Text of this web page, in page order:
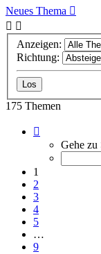
Neues Thema
Anzeigen:
Richtung:
175 Themen
von
Gehe zu
1
2
3
4
5
…
9